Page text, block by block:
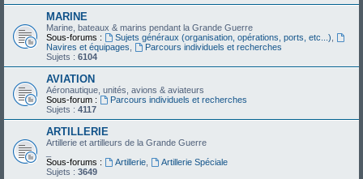
MARINE
Marine, bateaux & marins pendant la Grande Guerre
Sous-forums :
Sujets généraux (organisation, opérations, ports, etc...)
Navires et équipages
Parcours individuels et recherches
Sujets : 6104
AVIATION
Aéronautique, unités, avions & aviateurs
Sous-forum :
Parcours individuels et recherches
Sujets : 4117
ARTILLERIE
Artillerie et artilleurs de la Grande Guerre
Sous-forums :
Artillerie,
Artillerie Spéciale
Sujets : 3649